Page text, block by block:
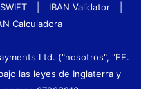
IBAN Validator
Calculadora
Ltd. ("nosotros", "EE.
las leyes de Inglaterra y